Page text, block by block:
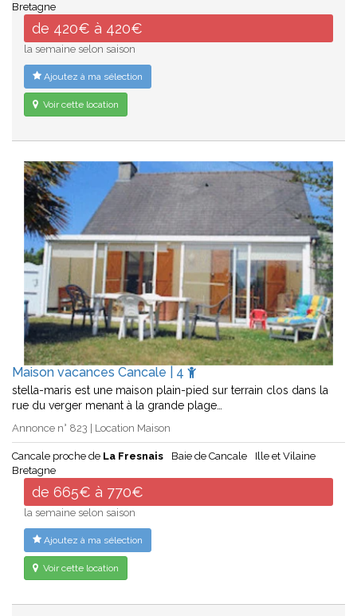
Bretagne
de 420€ à 420€
la semaine selon saison
Ajoutez à ma sélection
Voir cette location
Maison vacances Cancale | 4
stella-maris est une maison plain-pied sur terrain clos dans la
rue du verger menant à la grande plage…
Annonce n° 823 | Location Maison
Cancale proche de La Fresnais Baie de Cancale
Ille et Vilaine
Bretagne
de 665€ à 770€
la semaine selon saison
Ajoutez à ma sélection
Voir cette location